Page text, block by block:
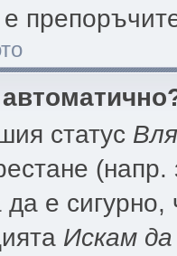
статус
да е
Искам